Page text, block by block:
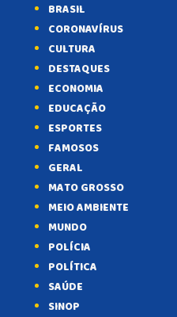
BRASIL
CORONAVÍRUS
CULTURA
DESTAQUES
ECONOMIA
EDUCAÇÃO
ESPORTES
FAMOSOS
GERAL
MATO GROSSO
MEIO AMBIENTE
MUNDO
POLÍCIA
POLÍTICA
SAÚDE
SINOP